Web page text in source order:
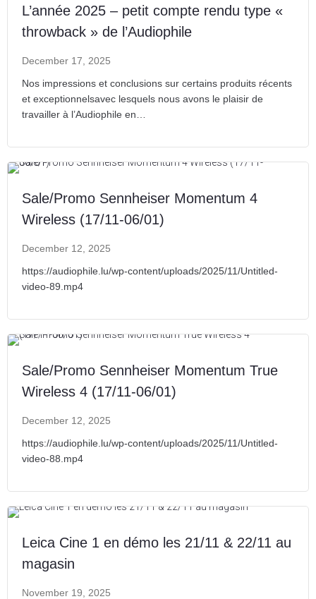
L’année 2025 – petit compte rendu type «
throwback » de l’Audiophile
December 17, 2025
Nos impressions et conclusions sur certains produits récents
et exceptionnelsavec lesquels nous avons le plaisir de
travailler à l’Audiophile en…
Sale/Promo Sennheiser Momentum 4
Wireless (17/11-06/01)
December 12, 2025
https://audiophile.lu/wp-content/uploads/2025/11/Untitled-
video-89.mp4
Sale/Promo Sennheiser Momentum True
Wireless 4 (17/11-06/01)
December 12, 2025
https://audiophile.lu/wp-content/uploads/2025/11/Untitled-
video-88.mp4
Leica Cine 1 en démo les 21/11 & 22/11 au
magasin
November 19, 2025